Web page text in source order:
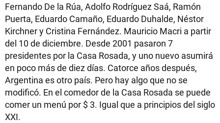
Fernando De la Rúa, Adolfo Rodríguez Saá, Ramón
Puerta, Eduardo Camaño, Eduardo Duhalde, Néstor
Kirchner y Cristina Fernández. Mauricio Macri a partir
del 10 de diciembre. Desde 2001 pasaron 7
presidentes por la Casa Rosada, y uno nuevo asumirá
en poco más de diez días. Catorce años después,
Argentina es otro país. Pero hay algo que no se
modificó. En el comedor de la Casa Rosada se puede
comer un menú por $ 3. Igual que a principios del siglo
XXI.